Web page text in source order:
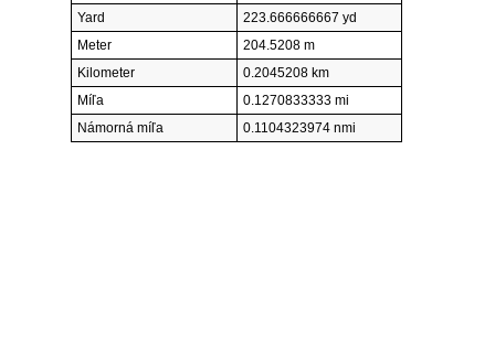
Yard
223.666666667 yd
Meter
204.5208 m
Kilometer
0.2045208 km
Míľa
0.1270833333 mi
Námorná míľa
0.1104323974 nmi